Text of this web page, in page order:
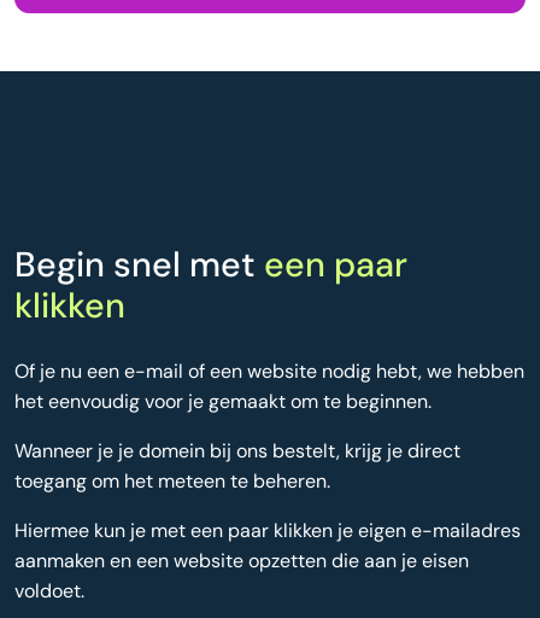
Begin snel met een paar
klikken
Of je nu een e-mail of een website nodig hebt, we hebben
het eenvoudig voor je gemaakt om te beginnen.
Wanneer je je domein bij ons bestelt, krijg je direct
toegang om het meteen te beheren.
Hiermee kun je met een paar klikken je eigen e-mailadres
aanmaken en een website opzetten die aan je eisen
voldoet.